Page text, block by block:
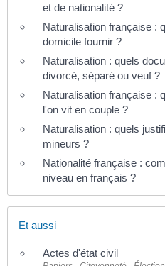
et de nationalité ?
Naturalisation française :
domicile fournir ?
Naturalisation : quels
divorcé, séparé ou veuf ?
Naturalisation française :
l'on vit en couple ?
Naturalisation : quels
mineurs ?
Nationalité française :
niveau en français ?
Et aussi
Actes d'état civil